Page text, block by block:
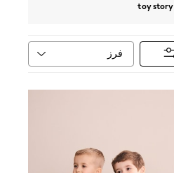
toy story
فرز